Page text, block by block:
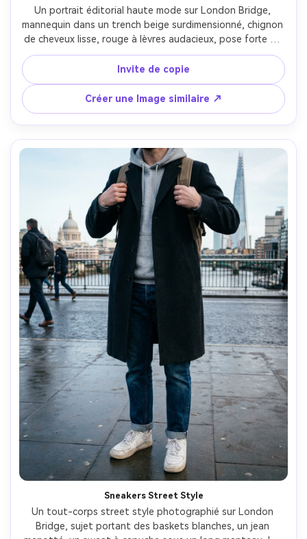
Un portrait éditorial haute mode sur London Bridge,
mannequin dans un trench beige surdimensionné, chignon
de cheveux lisse, rouge à lèvres audacieux, pose forte et
confiante, ciel nuageux dramatique, prise sur Hasselblad
X2D, 90mm, netteté nette, contraste contrôlé, style de
magazine de luxe, texture réaliste de peau et de tissu,
éclairage cinématographique doux-AR 4:5
Invite de copie
Créer une Image similaire ↗
Sneakers Street Style
Un tout-corps street style photographié sur London
Bridge, sujet portant des baskets blanches, un jean